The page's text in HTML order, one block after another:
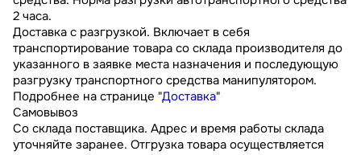
2 часа.
Доставка с разгрузкой. Включает в себя
транспортирование товара со склада производителя до
указанного в заявке места назначения и последующую
разгрузку транспортного средства манипулятором.
Подробнее на странице "Доставка"
Самовывоз
Со склада поставщика. Адрес и время работы склада
уточняйте заранее. Отгрузка товара осуществляется